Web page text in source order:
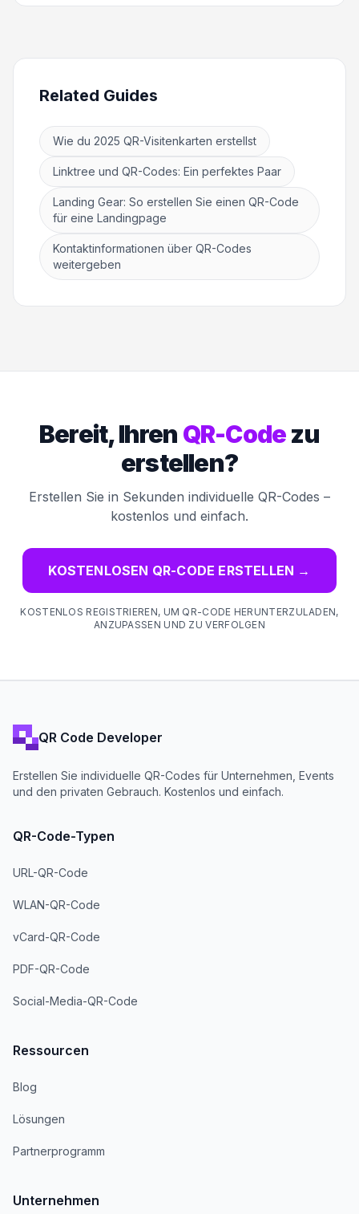
Related Guides
Wie du 2025 QR-Visitenkarten erstellst
Linktree und QR-Codes: Ein perfektes Paar
Landing Gear: So erstellen Sie einen QR-Code
für eine Landingpage
Kontaktinformationen über QR-Codes
weitergeben
Bereit, Ihren QR-Codezu
erstellen?
Erstellen Sie in Sekunden individuelle QR-Codes –
kostenlos und einfach.
KOSTENLOSEN QR-CODE ERSTELLEN →
KOSTENLOS REGISTRIEREN, UM QR-CODE HERUNTERZULADEN,
ANZUPASSEN UND ZU VERFOLGEN
QR Code Developer
Erstellen Sie individuelle QR-Codes für Unternehmen, Events
und den privaten Gebrauch. Kostenlos und einfach.
QR-Code-Typen
URL-QR-Code
WLAN-QR-Code
vCard-QR-Code
PDF-QR-Code
Social-Media-QR-Code
Ressourcen
Blog
Lösungen
Partnerprogramm
Unternehmen